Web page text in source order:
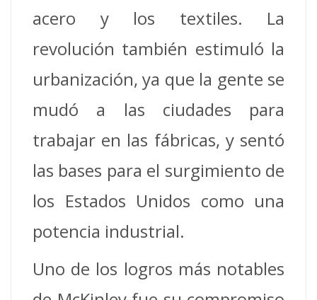
acero y los textiles.
La
revolución también estimuló la
urbanización, ya que la gente se
mudó a las ciudades para
trabajar en las fábricas, y sentó
las bases para el surgimiento de
los Estados Unidos como una
potencia industrial.
Uno de los logros más notables